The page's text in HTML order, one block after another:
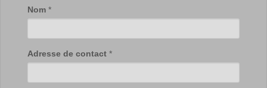
Nom *
Adresse de contact *